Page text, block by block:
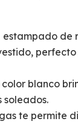
estampado de
color blanco
soleados.
te permite